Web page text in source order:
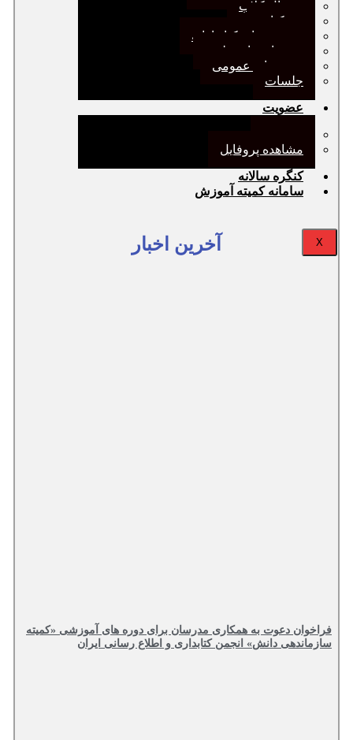
ژورنال کلاب
نقد کتاب
دورهمی‌های کتابدارانه
سخنرانی‌های علمی
مجمع‌های عمومی
جلسات
عضویت
مشاهده پروفایل
کنگره سالانه
سامانه کمیته آموزش
X آخرین اخبار
فراخوان دعوت به همکاری مدرسان برای دوره های آموزشی «کمیته
سازماندهی دانش» انجمن کتابداری و اطلاع رسانی ایران